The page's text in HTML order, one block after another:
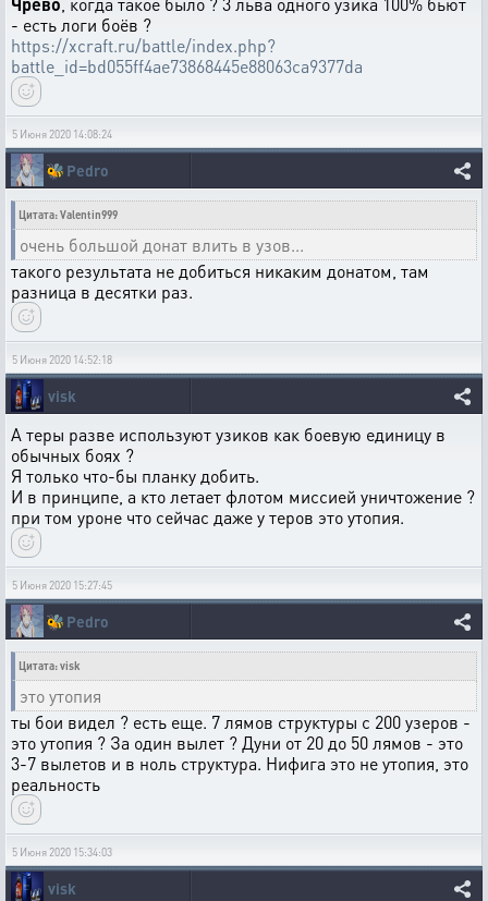
- есть логи боёв ?
https://xcraft.ru/battle/index.php?
battle_id=bd055ff4ae73868445e88063ca9377da
5 Июня 2020 14:08:24
🐝 Pedro
Цитата: Valentin999
очень большой донат влить в узов...
такого результата не добиться никаким донатом, там
разница в десятки раз.
5 Июня 2020 14:52:18
visk
А теры разве используют узиков как боевую единицу в
обычных боях ?
Я только что-бы планку добить.
И в принципе, а кто летает флотом миссией уничтожение ?
при том уроне что сейчас даже у теров это утопия.
5 Июня 2020 15:27:45
🐝 Pedro
Цитата: visk
это утопия
ты бои видел ? есть еще. 7 лямов структуры с 200 узеров -
это утопия ? За один вылет ? Дуни от 20 до 50 лямов - это
3-7 вылетов и в ноль структура. Нифига это не утопия, это
реальность
5 Июня 2020 15:34:03
visk